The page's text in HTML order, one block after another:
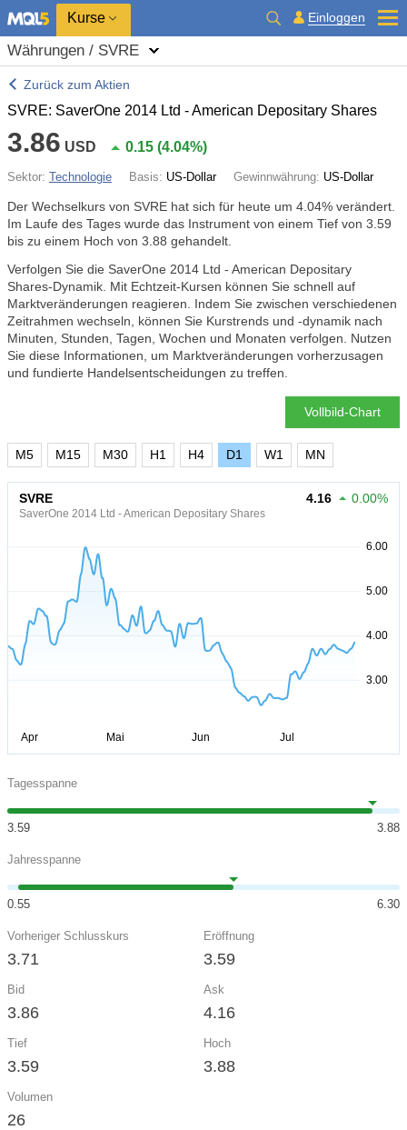
Kurse Einloggen
Währungen / SVRE
Zurück zum Aktien
SVRE: SaverOne 2014 Ltd - American Depositary Shares
3.86 USD 0.15 (4.04%)
Sektor: Technologie Basis: US-Dollar Gewinnwährung: US-Dollar
Der Wechselkurs von SVRE hat sich für heute um 4.04% verändert.
Im Laufe des Tages wurde das Instrument von einem Tief von 3.59
bis zu einem Hoch von 3.88 gehandelt.
Verfolgen Sie die SaverOne 2014 Ltd - American Depositary
Shares-Dynamik. Mit Echtzeit-Kursen können Sie schnell auf
Marktveränderungen reagieren. Indem Sie zwischen verschiedenen
Zeitrahmen wechseln, können Sie Kurstrends und -dynamik nach
Minuten, Stunden, Tagen, Wochen und Monaten verfolgen. Nutzen
Sie diese Informationen, um Marktveränderungen vorherzusagen
und fundierte Handelsentscheidungen zu treffen.
Vollbild-Chart
M5 M15 M30 H1 H4 D1 W1 MN
SVRE
SaverOne 2014 Ltd - American Depositary Shares
4.16 0.00%
Tagesspanne
3.59 3.88
Jahresspanne
0.55 6.30
Vorheriger Schlusskurs
3.71
Eröffnung
3.59
Bid
3.86
Ask
4.16
Tief
3.59
Hoch
3.88
Volumen
26